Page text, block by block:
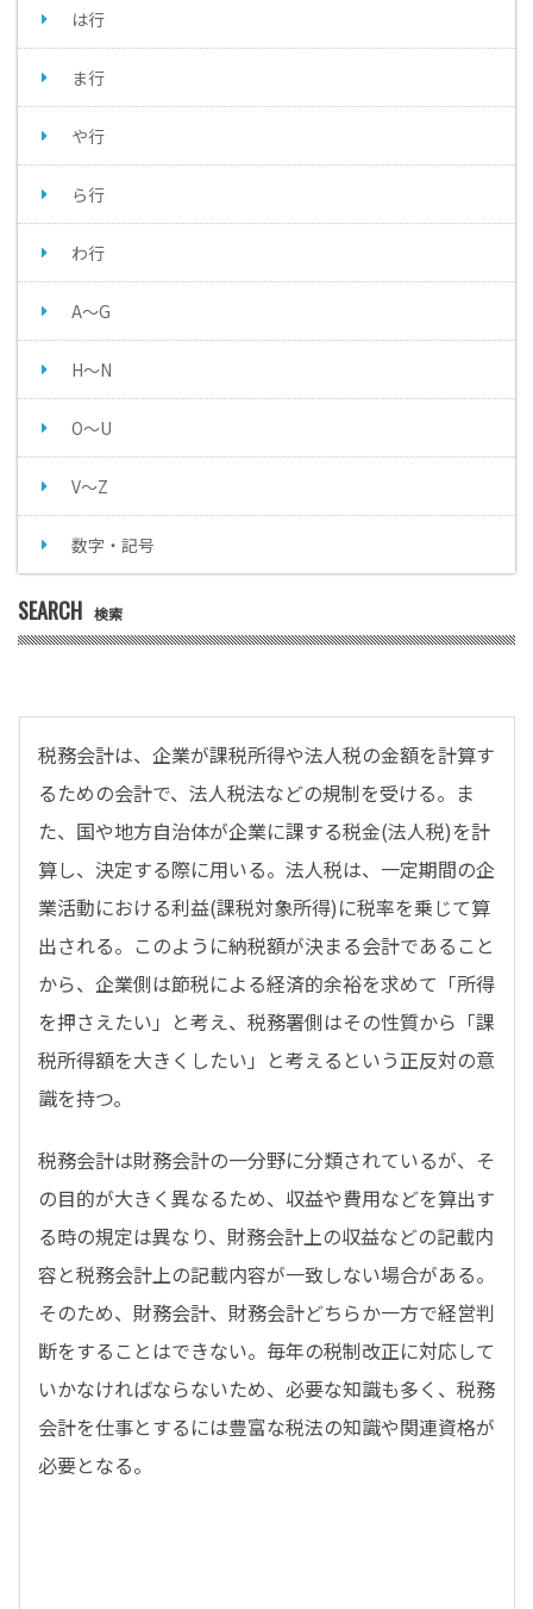
は行
ま行
や行
ら行
わ行
A～G
H～N
O～U
V～Z
数字・記号
SEARCH 検索
税務会計は、企業が課税所得や法人税の金額を計算す
るための会計で、法人税法などの規制を受ける。ま
た、国や地方自治体が企業に課する税金(法人税)を計
算し、決定する際に用いる。法人税は、一定期間の企
業活動における利益(課税対象所得)に税率を乗じて算
出される。このように納税額が決まる会計であること
から、企業側は節税による経済的余裕を求めて「所得
を押さえたい」と考え、税務署側はその性質から「課
税所得額を大きくしたい」と考えるという正反対の意
識を持つ。
税務会計は財務会計の一分野に分類されているが、そ
の目的が大きく異なるため、収益や費用などを算出す
る時の規定は異なり、財務会計上の収益などの記載内
容と税務会計上の記載内容が一致しない場合がある。
そのため、財務会計、財務会計どちらか一方で経営判
断をすることはできない。毎年の税制改正に対応して
いかなければならないため、必要な知識も多く、税務
会計を仕事とするには豊富な税法の知識や関連資格が
必要となる。